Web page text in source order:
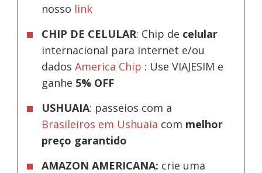
nosso link
CHIP DE CELULAR: Chip de celular
internacional para internet e/ou
dadosAmerica Chip : Use VIAJESIM e
ganhe 5% OFF
USHUAIA: passeios com a
Brasileiros em Ushuaia com melhor
preço garantido
AMAZON AMERICANA: crie uma